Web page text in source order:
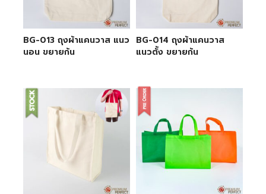
BG-013 ถุงผ้าแคนวาส แนว
นอน ขยายก้น
BG-014 ถุงผ้าแคนวาส
แนวตั้ง ขยายก้น